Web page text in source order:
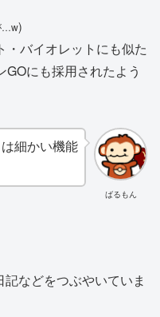
…w)
バイオレットにも似た
にも採用されたよう
ばるもん
細かい機能
などをつぶやいていま